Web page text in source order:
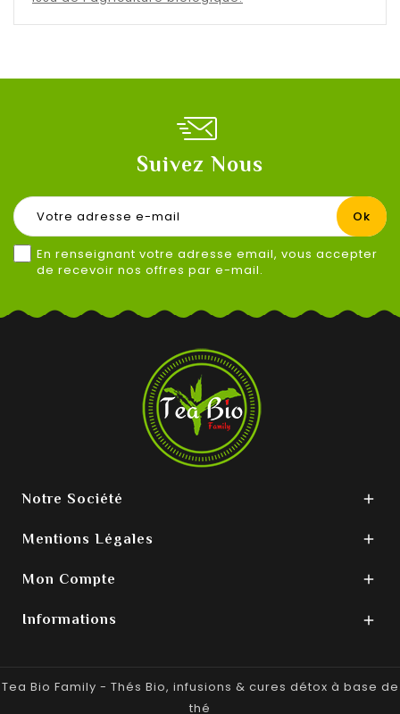
Suivez Nous
En renseignant votre adresse email, vous accepter
de recevoir nos offres par e-mail.
Notre Société 
Mentions Légales 
Mon Compte 
Informations 
Tea Bio Family - Thés Bio, infusions & cures détox à base de
thé